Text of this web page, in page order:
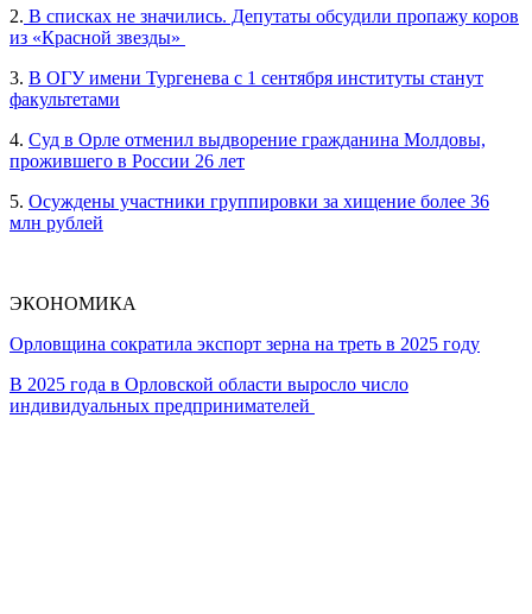
2. В списках не значились. Депутаты обсудили пропажу коров
из «Красной звезды»
3. В ОГУ имени Тургенева с 1 сентября институты станут
факультетами
4. Суд в Орле отменил выдворение гражданина Молдовы,
прожившего в России 26 лет
5. Осуждены участники группировки за хищение более 36
млн рублей
ЭКОНОМИКА
Орловщина сократила экспорт зерна на треть в 2025 году
В 2025 года в Орловской области выросло число
индивидуальных предпринимателей